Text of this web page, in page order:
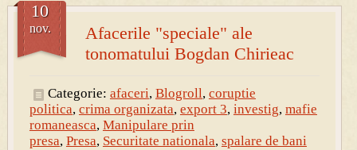
Afacerile "speciale" ale
tonomatului Bogdan Chirieac
10
nov.
Categorie: afaceri, Blogroll, coruptie
politica, crima organizata, export 3, investig, mafie
romaneasca, Manipulare prin
presa, Presa, Securitate nationala, spalare de bani